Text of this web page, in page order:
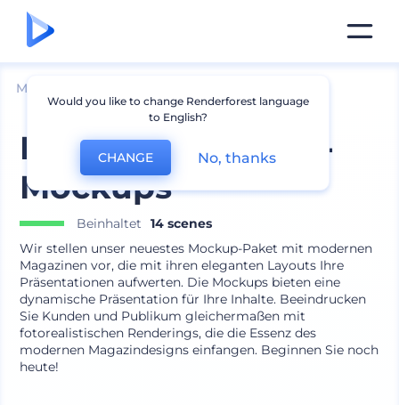
Mockups
Moderne Magazin-
Mockups
Beinhaltet
14 scenes
Wir stellen unser neuestes Mockup-Paket mit modernen
Magazinen vor, die mit ihren eleganten Layouts Ihre
Präsentationen aufwerten. Die Mockups bieten eine
dynamische Präsentation für Ihre Inhalte. Beeindrucken
Sie Kunden und Publikum gleichermaßen mit
fotorealistischen Renderings, die die Essenz des
modernen Magazindesigns einfangen. Beginnen Sie noch
heute!
Would you like to change Renderforest language
to English?
CHANGE No, thanks